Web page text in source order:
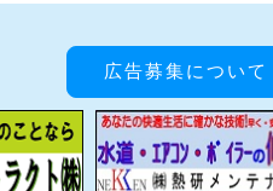
広告募集について